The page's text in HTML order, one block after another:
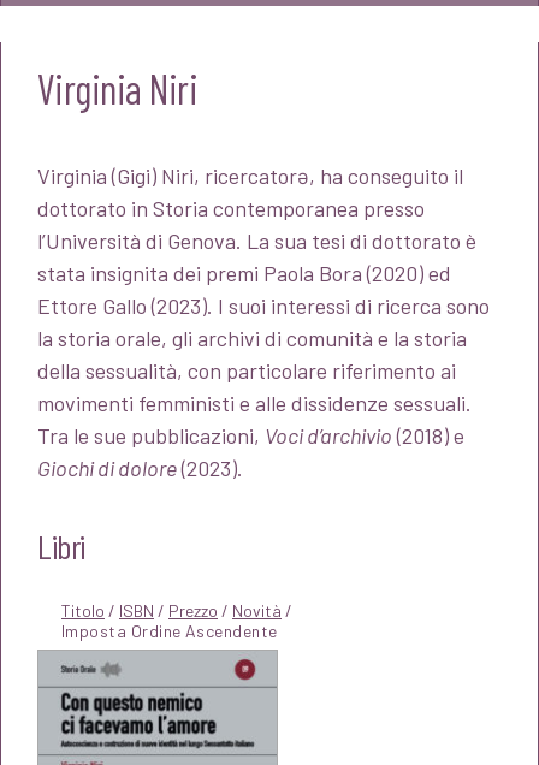
Virginia Niri
Virginia (Gigi) Niri, ricercatorə, ha conseguito il
dottorato in Storia contemporanea presso
l’Università di Genova. La sua tesi di dottorato è
stata insignita dei premi Paola Bora (2020) ed
Ettore Gallo (2023). I suoi interessi di ricerca sono
la storia orale, gli archivi di comunità e la storia
della sessualità, con particolare riferimento ai
movimenti femministi e alle dissidenze sessuali.
Tra le sue pubblicazioni, Voci d’archivio(2018) e
Giochi di dolore(2023).
Libri
Titolo / ISBN / Prezzo / Novità /